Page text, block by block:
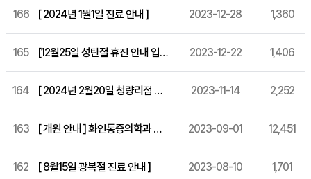
166 [ 2024년 1월1일 진료 안내 ] 2023-12-28 1,360
165 [12월25일 성탄절 휴진 안내 입니다.] 2023-12-22 1,406
164 [ 2024년 2월20일 청량리점 개원 ] 2023-11-14 2,252
163 [ 개원 안내 ] 화인통증의학과 세종 특별시 개원! 2023-09-01 12,451
162 [ 8월15일 광복절 진료 안내 ] 2023-08-10 1,701
화인마취통증의학과의원 창원점